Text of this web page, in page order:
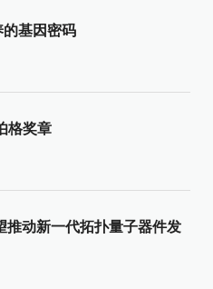
基因密码
格奖章
推动新一代拓扑量子器件发